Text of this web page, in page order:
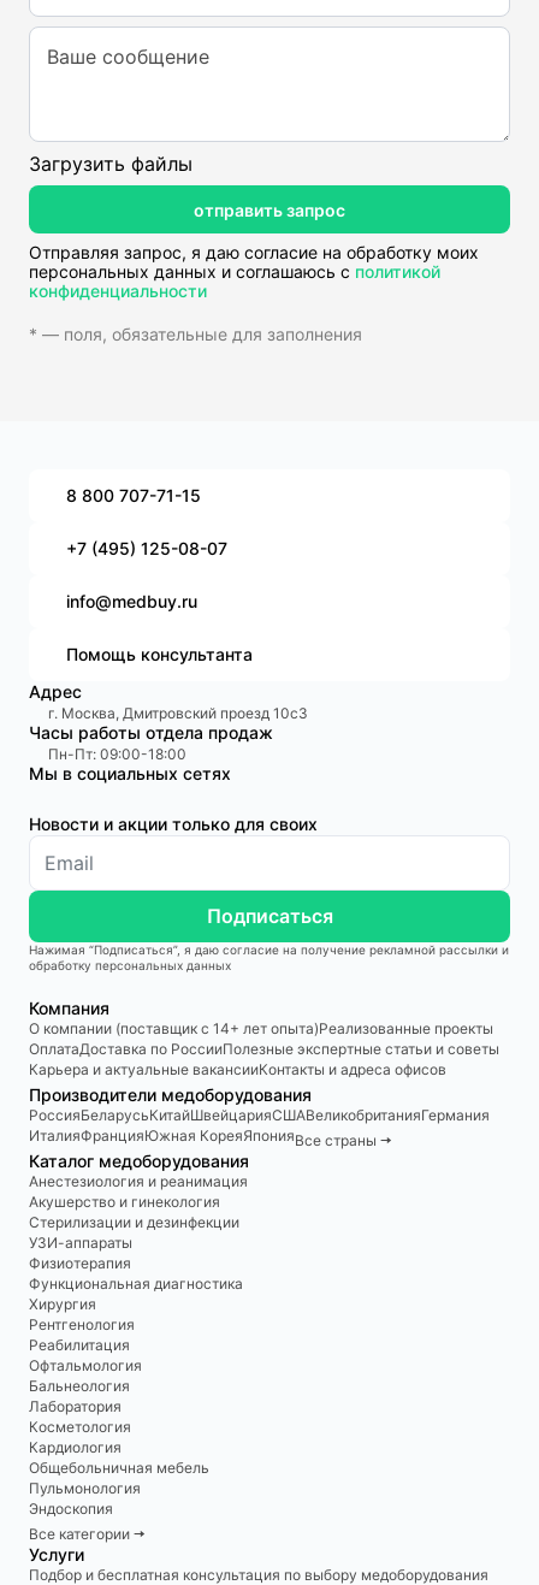
Ваше сообщение
Загрузить файлы
отправить запрос
Отправляя запрос, я даю согласие на обработку моих
персональных данных и соглашаюсь с политикой
конфиденциальности
* — поля, обязательные для заполнения
8 800 707-71-15
+7 (495) 125-08-07
info@medbuy.ru
Помощь консультанта
Адрес
г. Москва, Дмитровский проезд 10с3
Часы работы отдела продаж
Пн-Пт: 09:00-18:00
Мы в социальных сетях
Новости и акции только для своих
Подписаться
Нажимая “Подписаться”, я даю согласие на получение рекламной рассылки и
обработку персональных данных
Компания
О компании (поставщик с 14+ лет опыта)Реализованные проекты
ОплатаДоставка по РоссииПолезные экспертные статьи и советы
Карьера и актуальные вакансииКонтакты и адреса офисов
Производители медоборудования
РоссияБеларусьКитайШвейцарияСШАВеликобританияГермания
ИталияФранцияЮжная КореяЯпонияВсе страны 🠆
Каталог медоборудования
Анестезиология и реанимация
Акушерство и гинекология
Стерилизации и дезинфекции
УЗИ-аппараты
Физиотерапия
Функциональная диагностика
Хирургия
Рентгенология
Реабилитация
Офтальмология
Бальнеология
Лаборатория
Косметология
Кардиология
Общебольничная мебель
Пульмонология
Эндоскопия
Все категории 🠆
Услуги
Подбор и бесплатная консультация по выбору медоборудования